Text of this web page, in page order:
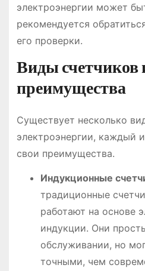
электроэнергии может
рекомендуется
его проверки.
Виды счетчиков
преимущества
Существует несколько
электроэнергии, каждый
свои преимущества.
Индукционные
традиционные
работают на основе
индукции. Они
обслуживании, но
точными, чем